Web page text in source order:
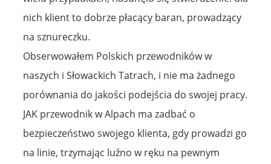
nich klient to dobrze płacący baran, prowadzący
na sznureczku.
Obserwowałem Polskich przewodników w
naszych i Słowackich Tatrach, i nie ma żadnego
porównania do jakości podejścia do swojej pracy.
JAK przewodnik w Alpach ma zadbać o
bezpieczeństwo swojego klienta, gdy prowadzi go
na linie, trzymając luźno w ręku na pewnym